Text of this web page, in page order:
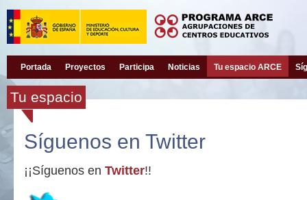
Portada Proyectos Participa Noticias Tu espacio ARCE
Tu espacio
Síguenos en Twitter
¡¡Síguenos en Twitter!!